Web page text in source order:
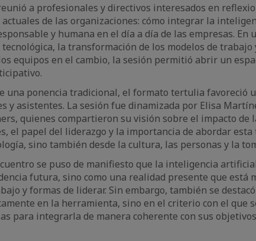
a profesionales y directivos interesados en
de las organizaciones: cómo integrar la
y humana en el día a día de las empresas. En
la transformación de los modelos de trabajo
equipos en el cambio, la sesión permitió abrir un
una ponencia tradicional, el formato tertulia favoreció
y asistentes. La sesión fue dinamizada por Elisa
quienes compartieron su visión sobre el impacto de
el papel del liderazgo y la importancia de abordar esta
sino también desde la cultura, las personas y la
se puso de manifiesto que la inteligencia
futura, sino como una realidad presente que está
y formas de liderar. Sin embargo, también se
en la herramienta, sino en el criterio con el que
para integrarla de manera coherente con sus